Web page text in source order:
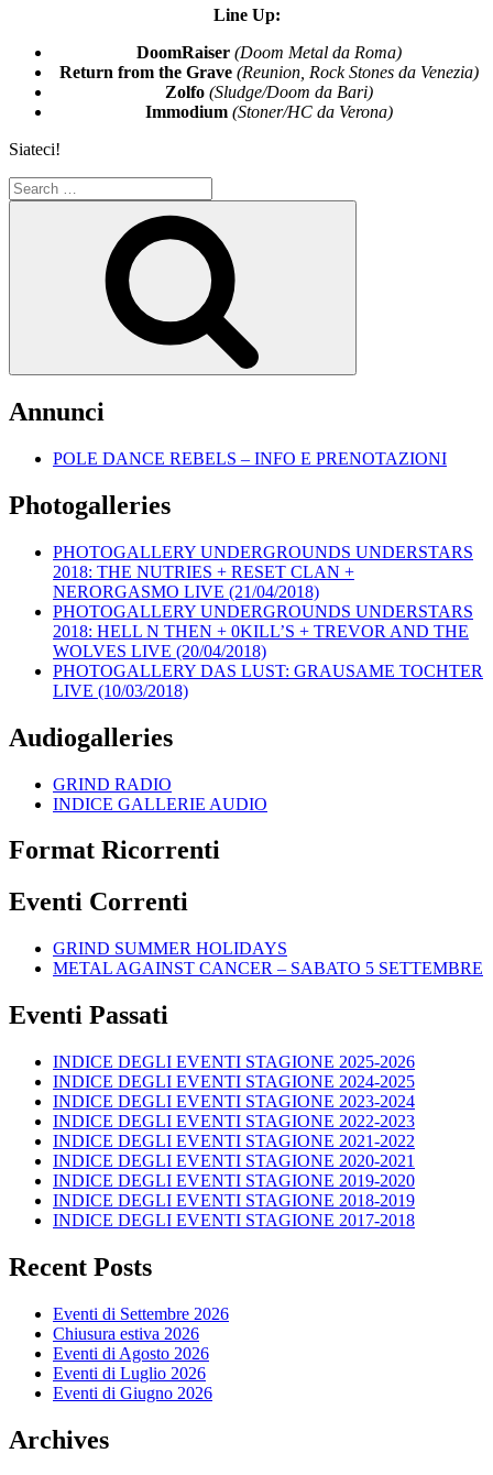
Line Up:
DoomRaiser(Doom Metal da Roma)
Return from the Grave(Reunion, Rock Stones da Venezia)
Zolfo(Sludge/Doom da Bari)
Immodium(Stoner/HC da Verona)
Siateci!
Search
for:
Annunci
POLE DANCE REBELS – INFO E PRENOTAZIONI
Photogalleries
PHOTOGALLERY UNDERGROUNDS UNDERSTARS
2018: THE NUTRIES + RESET CLAN +
NERORGASMO LIVE (21/04/2018)
PHOTOGALLERY UNDERGROUNDS UNDERSTARS
2018: HELL N THEN + 0KILL’S + TREVOR AND THE
WOLVES LIVE (20/04/2018)
PHOTOGALLERY DAS LUST: GRAUSAME TOCHTER
LIVE (10/03/2018)
Audiogalleries
GRIND RADIO
INDICE GALLERIE AUDIO
Format Ricorrenti
Eventi Correnti
GRIND SUMMER HOLIDAYS
METAL AGAINST CANCER – SABATO 5 SETTEMBRE
Eventi Passati
INDICE DEGLI EVENTI STAGIONE 2025-2026
INDICE DEGLI EVENTI STAGIONE 2024-2025
INDICE DEGLI EVENTI STAGIONE 2023-2024
INDICE DEGLI EVENTI STAGIONE 2022-2023
INDICE DEGLI EVENTI STAGIONE 2021-2022
INDICE DEGLI EVENTI STAGIONE 2020-2021
INDICE DEGLI EVENTI STAGIONE 2019-2020
INDICE DEGLI EVENTI STAGIONE 2018-2019
INDICE DEGLI EVENTI STAGIONE 2017-2018
Recent Posts
Eventi di Settembre 2026
Chiusura estiva 2026
Eventi di Agosto 2026
Eventi di Luglio 2026
Eventi di Giugno 2026
Archives